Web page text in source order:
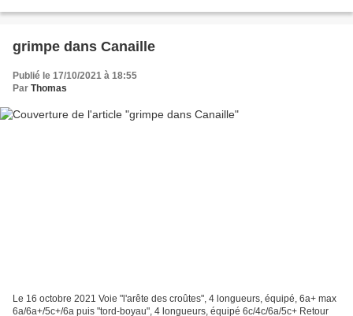
grimpe dans Canaille
Publié le 17/10/2021 à 18:55
Par Thomas
Le 16 octobre 2021 Voie "l'arête des croûtes", 4 longueurs, équipé, 6a+ max
6a/6a+/5c+/6a puis "tord-boyau", 4 longueurs, équipé 6c/4c/6a/5c+ Retour